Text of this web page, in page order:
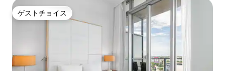
ゲストチョイス
ゲストチョイス